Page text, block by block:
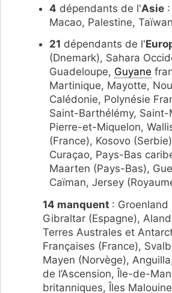
4 dépendants de l'Asie
Macao, Palestine, Taïwan
21 dépendants de l'
(Dnemark), Sahara
Guadeloupe, Guyane
Martinique, Mayotte,
Calédonie, Polynésie
Saint-Barthélémy,
Pierre-et-Miquelon,
(France), Kosovo
Curaçao, Pays-Bas
Maarten (Pays-Bas),
Caïman, Jersey
14 manquent : Groenland
Gibraltar (Espagne),
Terres Australes et
Françaises (France),
Mayen (Norvège),
de l’Ascension, Île-de-
britanniques, Îles